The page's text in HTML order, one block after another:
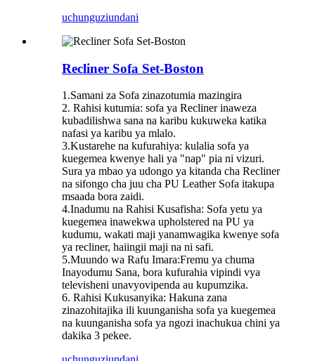
uchunguziundani
Recliner Sofa Set-Boston
1.Samani za Sofa zinazotumia mazingira
2. Rahisi kutumia: sofa ya Recliner inaweza
kubadilishwa sana na karibu kukuweka katika
nafasi ya karibu ya mlalo.
3.Kustarehe na kufurahiya: kulalia sofa ya
kuegemea kwenye hali ya "nap" pia ni vizuri.
Sura ya mbao ya udongo ya kitanda cha Recliner
na sifongo cha juu cha PU Leather Sofa itakupa
msaada bora zaidi.
4.Inadumu na Rahisi Kusafisha: Sofa yetu ya
kuegemea inawekwa upholstered na PU ya
kudumu, wakati maji yanamwagika kwenye sofa
ya recliner, haiingii maji na ni safi.
5.Muundo wa Rafu Imara:Fremu ya chuma
Inayodumu Sana, bora kufurahia vipindi vya
televisheni unavyovipenda au kupumzika.
6. Rahisi Kukusanyika: Hakuna zana
zinazohitajika ili kuunganisha sofa ya kuegemea
na kuunganisha sofa ya ngozi inachukua chini ya
dakika 3 pekee.